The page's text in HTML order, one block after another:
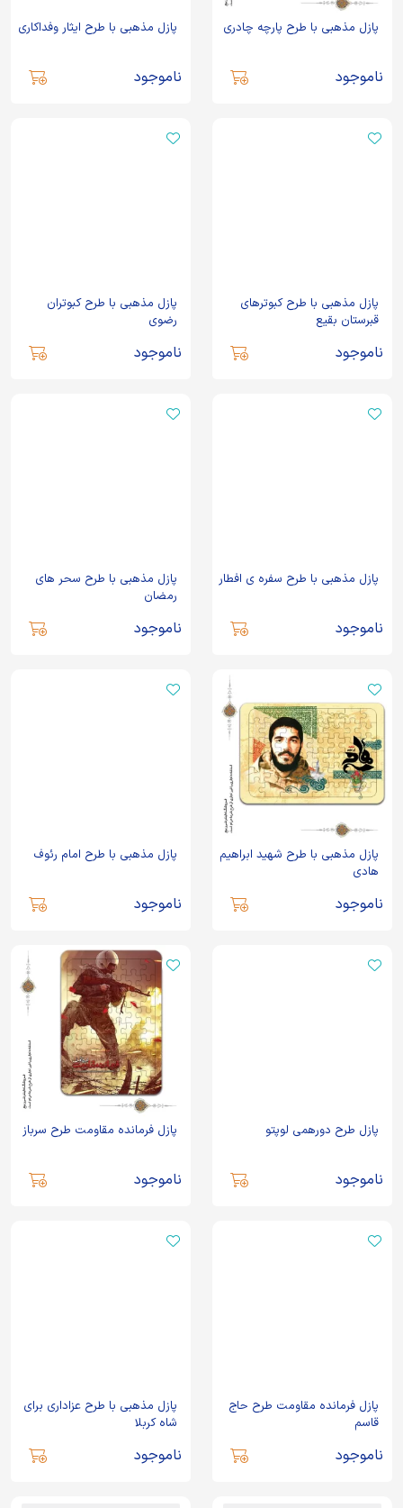
پازل مذهبی با طرح پارچه چادری
ناموجود
پازل مذهبی با طرح ایثار وفداکاری
ناموجود
پازل مذهبی با طرح کبوترهای
قبرستان بقیع
ناموجود
پازل مذهبی با طرح کبوتران
رضوی
ناموجود
پازل مذهبی با طرح سفره ی افطار
ناموجود
پازل مذهبی با طرح سحر های
رمضان
ناموجود
پازل مذهبی با طرح شهید ابراهیم
هادی
ناموجود
پازل مذهبی با طرح امام رئوف
ناموجود
پازل طرح دورهمی لوپتو
ناموجود
پازل فرمانده مقاومت طرح سرباز
ناموجود
پازل فرمانده مقاومت طرح حاج
قاسم
ناموجود
پازل مذهبی با طرح عزاداری برای
شاه کربلا
ناموجود